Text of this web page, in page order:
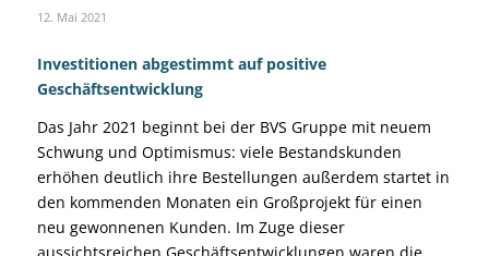
12. Mai 2021
Investitionen abgestimmt auf positive
Geschäftsentwicklung
Das Jahr 2021 beginnt bei der BVS Gruppe mit neuem
Schwung und Optimismus: viele Bestandskunden
erhöhen deutlich ihre Bestellungen außerdem startet in
den kommenden Monaten ein Großprojekt für einen
neu gewonnenen Kunden. Im Zuge dieser